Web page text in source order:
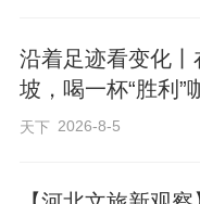
沿着足迹看变化丨
坡，喝一杯“胜利”
天下 2026-8-5